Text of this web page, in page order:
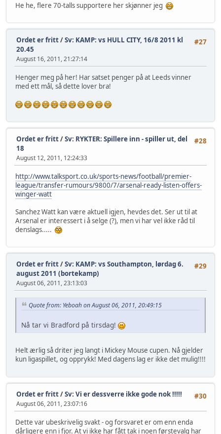
He he, flere 70-talls supportere her skjønner jeg
#27
Ordet er fritt/Sv: KAMP: vs HULL CITY, 16/8 2011 kl
20.45
August 16, 2011, 21:27:14
Henger meg på her! Har satset penger på at Leeds vinner
med ett mål, så dette lover bra!
#28
Ordet er fritt/Sv: RYKTER: Spillere inn - spiller ut, del
18
August 12, 2011, 12:24:33
http://www.talksport.co.uk/sports-news/football/premier-
league/transfer-rumours/9800/7/arsenal-ready-listen-offers-
winger-watt
Sanchez Watt kan være aktuell igjen, hevdes det. Ser ut til at
Arsenal er interessert i å selge (?), men vi har vel ikke råd til
denslags.....
#29
Ordet er fritt/Sv: KAMP: vs Southampton, lørdag 6.
august 2011 (bortekamp)
August 06, 2011, 23:13:03
Quote from: Yeboah on August 06, 2011, 20:49:15
Nå tar vi Bradford på tirsdag!
Helt ærlig så driter jeg langt i Mickey Mouse cupen. Nå gjelder
kun ligaspillet, og opprykk! Med dagens lag er ikke det mulig!!!!
#30
Ordet er fritt/Sv: Vi er dessverre ikke gode nok !!!!!
August 06, 2011, 23:07:16
Dette var ubeskrivelig svakt - og forsvaret er om enn enda
dårligere enn i fjor. At vi ikke har fått tak i noen førstevalg har